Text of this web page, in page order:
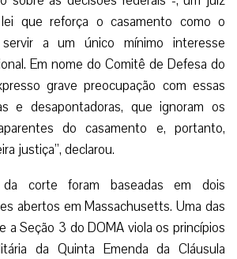
que reforça o casamento como o
a um único mínimo interesse
Em nome do Comitê de Defesa do
grave preocupação com essas
e desapontadoras, que ignoram os
do casamento e, portanto,
justiça”, declarou.
corte foram baseadas em dois
abertos em Massachusetts. Uma das
a Seção 3 do DOMA viola os princípios
da Quinta Emenda da Cláusula